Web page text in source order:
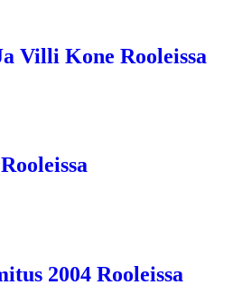
Villi Kone Rooleissa
2004 Rooleissa